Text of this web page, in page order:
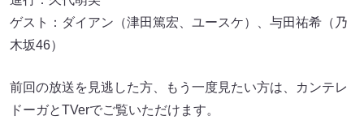
ゲスト：ダイアン（津田篤宏、ユースケ）、与田祐希（乃
木坂46）
前回の放送を見逃した方、もう一度見たい方は、カンテレ
ドーガとTVerでご覧いただけます。